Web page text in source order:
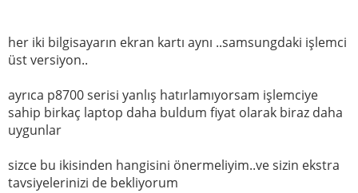
her iki bilgisayarın ekran kartı aynı ..samsungdaki işlemci
üst versiyon..
ayrıca p8700 serisi yanlış hatırlamıyorsam işlemciye
sahip birkaç laptop daha buldum fiyat olarak biraz daha
uygunlar
sizce bu ikisinden hangisini önermeliyim..ve sizin ekstra
tavsiyelerinizi de bekliyorum